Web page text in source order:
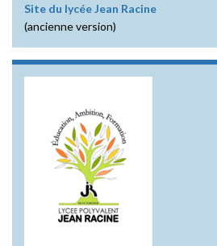
Site du lycée Jean Racine
(ancienne version)